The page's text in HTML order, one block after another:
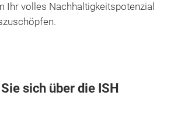
Ihr volles Nachhaltigkeitspotenzial
sich über die ISH